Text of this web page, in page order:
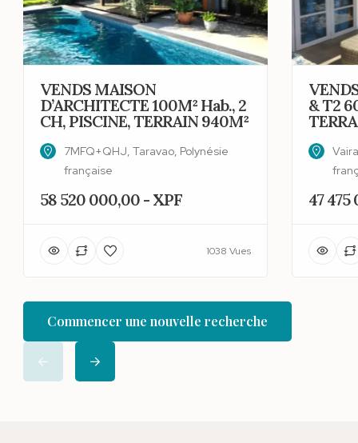
VENDS MAISON
D’ARCHITECTE 100M² Hab., 2
CH, PISCINE, TERRAIN 940M²
7MFQ+QHJ, Taravao, Polynésie
française
58 520 000,00 - XPF
1038 Vues
& T2
47
Commencer une nouvelle recherche